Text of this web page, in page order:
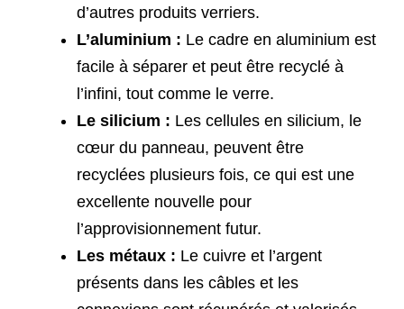
d’autres produits verriers.
L’aluminium : Le cadre en aluminium est
facile à séparer et peut être recyclé à
l’infini, tout comme le verre.
Le silicium : Les cellules en silicium, le
cœur du panneau, peuvent être
recyclées plusieurs fois, ce qui est une
excellente nouvelle pour
l’approvisionnement futur.
Les métaux : Le cuivre et l’argent
présents dans les câbles et les